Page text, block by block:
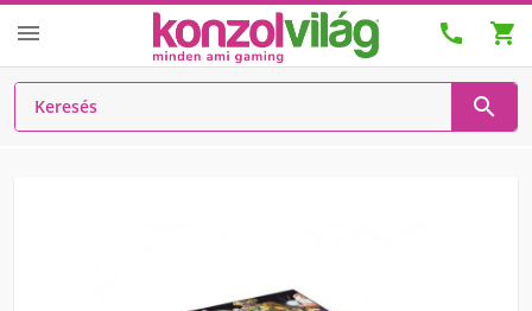
  
